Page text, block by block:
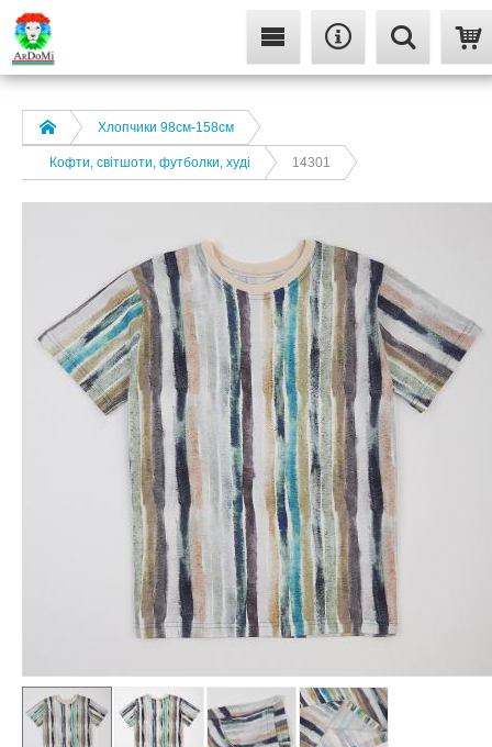
Хлопчики 98см-158см
Кофти, світшоти, футболки, худі 14301